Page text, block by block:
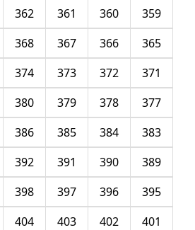
359
360
361
362
365
366
367
368
371
372
373
374
377
378
379
380
383
384
385
386
389
390
391
392
395
396
397
398
401
402
403
404